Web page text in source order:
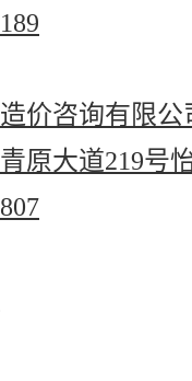
价咨询有限公
原大道219号